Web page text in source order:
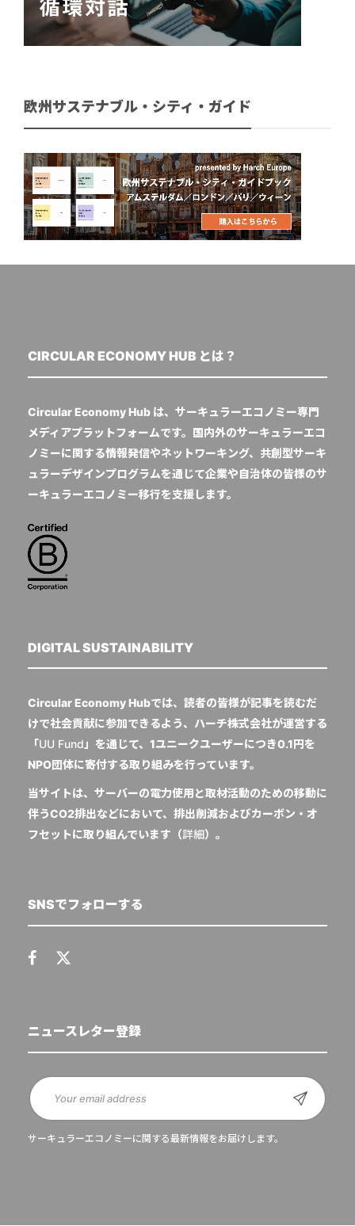
欧州サステナブル・シティ・ガイド
CIRCULAR ECONOMY HUB とは？
Circular Economy Hub は、サーキュラーエコノミー専門
メディアプラットフォームです。国内外のサーキュラーエコ
ノミーに関する情報発信やネットワーキング、共創型サーキ
ュラーデザインプログラムを通じて企業や自治体の皆様のサ
ーキュラーエコノミー移行を支援します。
DIGITAL SUSTAINABILITY
Circular Economy Hubでは、読者の皆様が記事を読むだ
けで社会貢献に参加できるよう、ハーチ株式会社が運営する
「UU Fund 」を通じて、1ユニークユーザーにつき0.1円を
NPO団体に寄付する取り組みを行っています。
当サイトは、サーバーの電力使用と取材活動のための移動に
伴うCO2排出などにおいて、排出削減およびカーボン・オ
フセットに取り組んでいます（詳細）。
SNSでフォローする
ニュースレター登録
サーキュラーエコノミーに関する最新情報をお届けします。